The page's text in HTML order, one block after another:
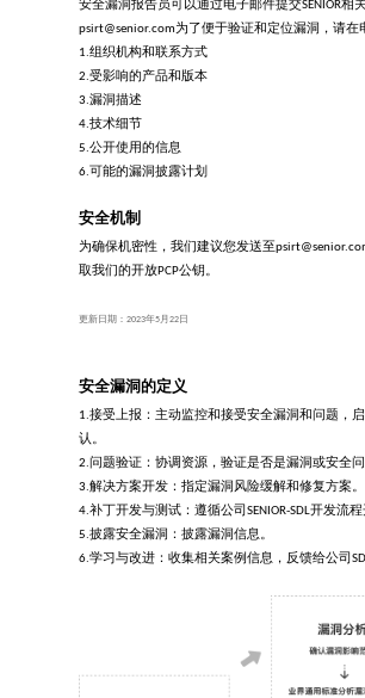
安全漏洞报告员可以通过电子邮件提交SENIOR
psirt@senior.com为了便于验证和定位漏洞，请在
1.组织机构和联系方式
2.受影响的产品和版本
3.漏洞描述
4.技术细节
5.公开使用的信息
6.可能的漏洞披露计划
安全机制
为确保机密性，我们建议您发送至
取我们的开放PCP公钥。
更新日期：2023年5月22日
安全漏洞的定义
1.接受上报：主动监控和接受安全漏洞和问题，
认。
2.问题验证：协调资源，验证是否是漏洞或安全问
3.解决方案开发：指定漏洞风险缓解和修复方案。
4.补丁开发与测试：遵循公司SENIOR-SDL开发流
5.披露安全漏洞：披露漏洞信息。
6.学习与改进：收集相关案例信息，反馈给公司